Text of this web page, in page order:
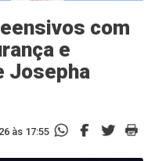
com
e
Josepha
às 17:55